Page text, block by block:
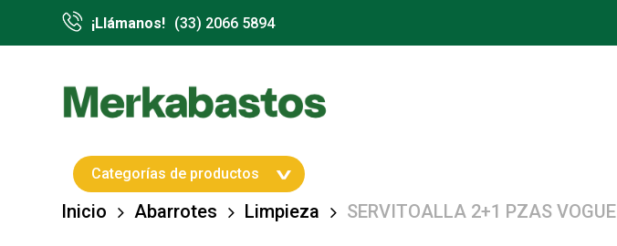
¡Llámanos! (33) 2066 5894
Hit enter to search or ESC to close
Categorías de productos
Inicio Abarrotes Limpieza SERVITOALLA 2+1 PZAS VOGUE